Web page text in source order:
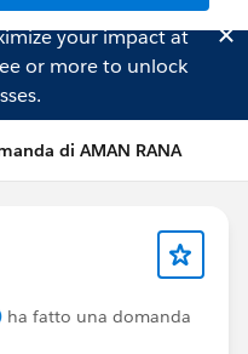
your impact at
or more to unlock
di AMAN RANA
ha fatto una domanda